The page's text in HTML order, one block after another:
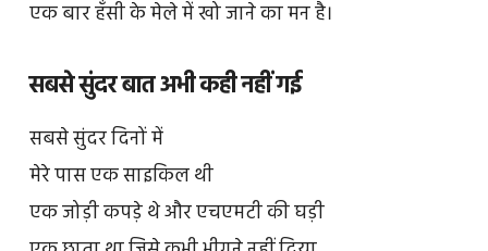
एक बार हँसी के मेले में खो जाने का मन है।
सबसे सुंदर बात अभी कही नहीं गई
सबसे सुंदर दिनों में
मेरे पास एक साइकिल थी
एक जोड़ी कपड़े थे और एचएमटी की घड़ी